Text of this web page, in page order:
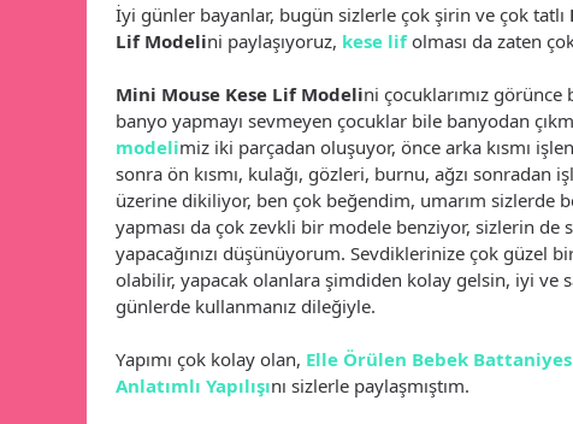
İyi günler bayanlar, bugün sizlerle çok şirin ve çok tatlı
Lif Modelini paylaşıyoruz, kese lifolması da zaten
Mini Mouse Kese Lif Modelini çocuklarımız görünce
banyo yapmayı sevmeyen çocuklar bile banyodan
modelimiz iki parçadan oluşuyor, önce arka kısmı
sonra ön kısmı, kulağı, gözleri, burnu, ağzı sonradan
üzerine dikiliyor, ben çok beğendim, umarım sizlerde
yapması da çok zevkli bir modele benziyor, sizlerin de
yapacağınızı düşünüyorum. Sevdiklerinize çok güzel
olabilir, yapacak olanlara şimdiden kolay gelsin, iyi ve
günlerde kullanmanız dileğiyle.
Yapımı çok kolay olan, Elle Örülen Bebek
Anlatımlı Yapılışını sizlerle paylaşmıştım.